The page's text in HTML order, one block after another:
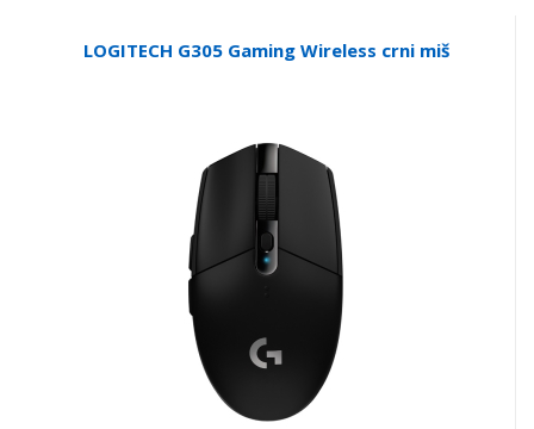
LOGITECH G305 Gaming Wireless crni miš